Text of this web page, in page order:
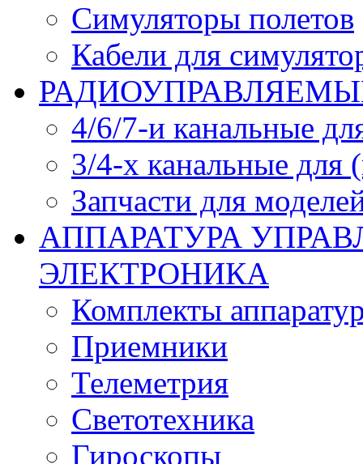
Симуляторы полетов
Кабели для
4/6/7-и канальные
3/4-х канальные
Запчасти для
АППАРАТУРА
ЭЛЕКТРОНИКА
Комплекты
Приемники
Телеметрия
Светотехника
Гироскопы